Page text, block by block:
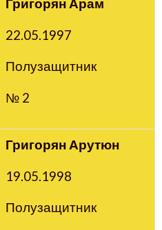
Григорян Арам
22.05.1997
Полузащитник
№ 2
Григорян Арутюн
19.05.1998
Полузащитник